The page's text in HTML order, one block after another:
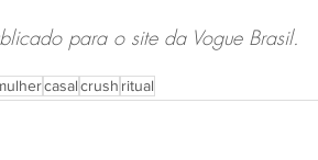
para o site da Vogue Brasil.
casalcrush ritual